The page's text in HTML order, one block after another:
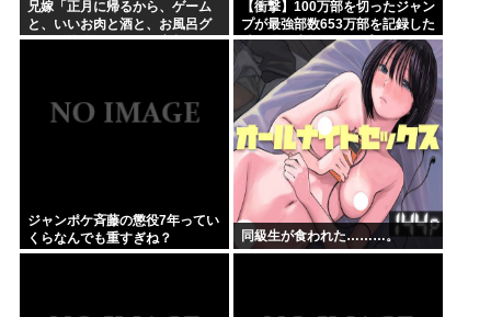
兄嫁「正月に帰るから、ゲーム
と、いいお肉と酒と、お風呂グ
ッズの準備しとけよ」寝起きの
【衝撃】100万部を切ったジャン
プが最強部数653万部を記録した
時の週刊少年ジャンプの面子が
ヤバすぎる
ジャンポケ斉藤の懲役7年ってい
くらなんでも重すぎね？
同級生が食われた………。